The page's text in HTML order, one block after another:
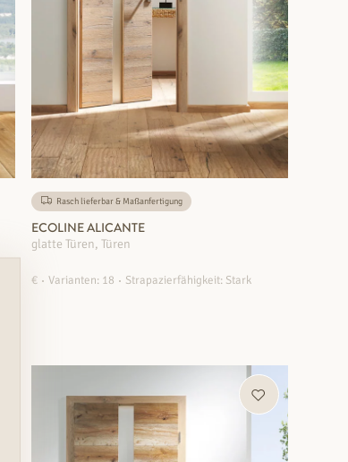
Rasch lieferbar & Maßanfertigung
ECOLINE ALICANTE
glatte Türen, Türen
€ Varianten: 18 Strapazierfähigkeit: Stark
ZUM PRODUKT